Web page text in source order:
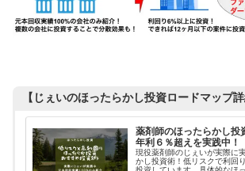
【じぇいのほったらかし投資ロードマップ詳
薬剤師のほったらかし投
年利６％超えを実践中！
現役薬剤師のじぇいが実際に
かし投資術！低リスクで利回